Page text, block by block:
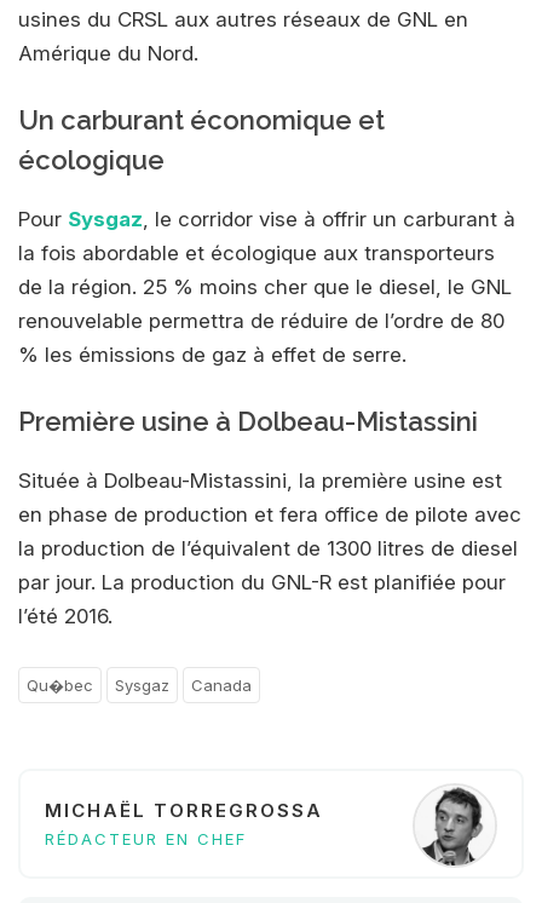
usines du CRSL aux autres réseaux de GNL en
Amérique du Nord.
Un carburant économique et
écologique
Pour Sysgaz, le corridor vise à offrir un carburant à
la fois abordable et écologique aux transporteurs
de la région. 25 % moins cher que le diesel, le GNL
renouvelable permettra de réduire de l’ordre de 80
% les émissions de gaz à effet de serre.
Première usine à Dolbeau-Mistassini
Située à Dolbeau-Mistassini, la première usine est
en phase de production et fera office de pilote avec
la production de l’équivalent de 1300 litres de diesel
par jour. La production du GNL-R est planifiée pour
l’été 2016.
Qu�bec Sysgaz Canada
MICHAËL TORREGROSSA
RÉDACTEUR EN CHEF